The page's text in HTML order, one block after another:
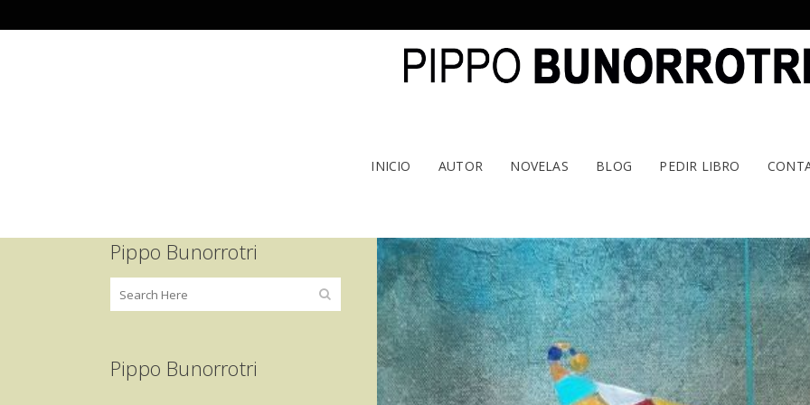
INICIO AUTOR NOVELAS BLOG PEDIR LIBRO
Pippo Bunorrotri
Pippo Bunorrotri